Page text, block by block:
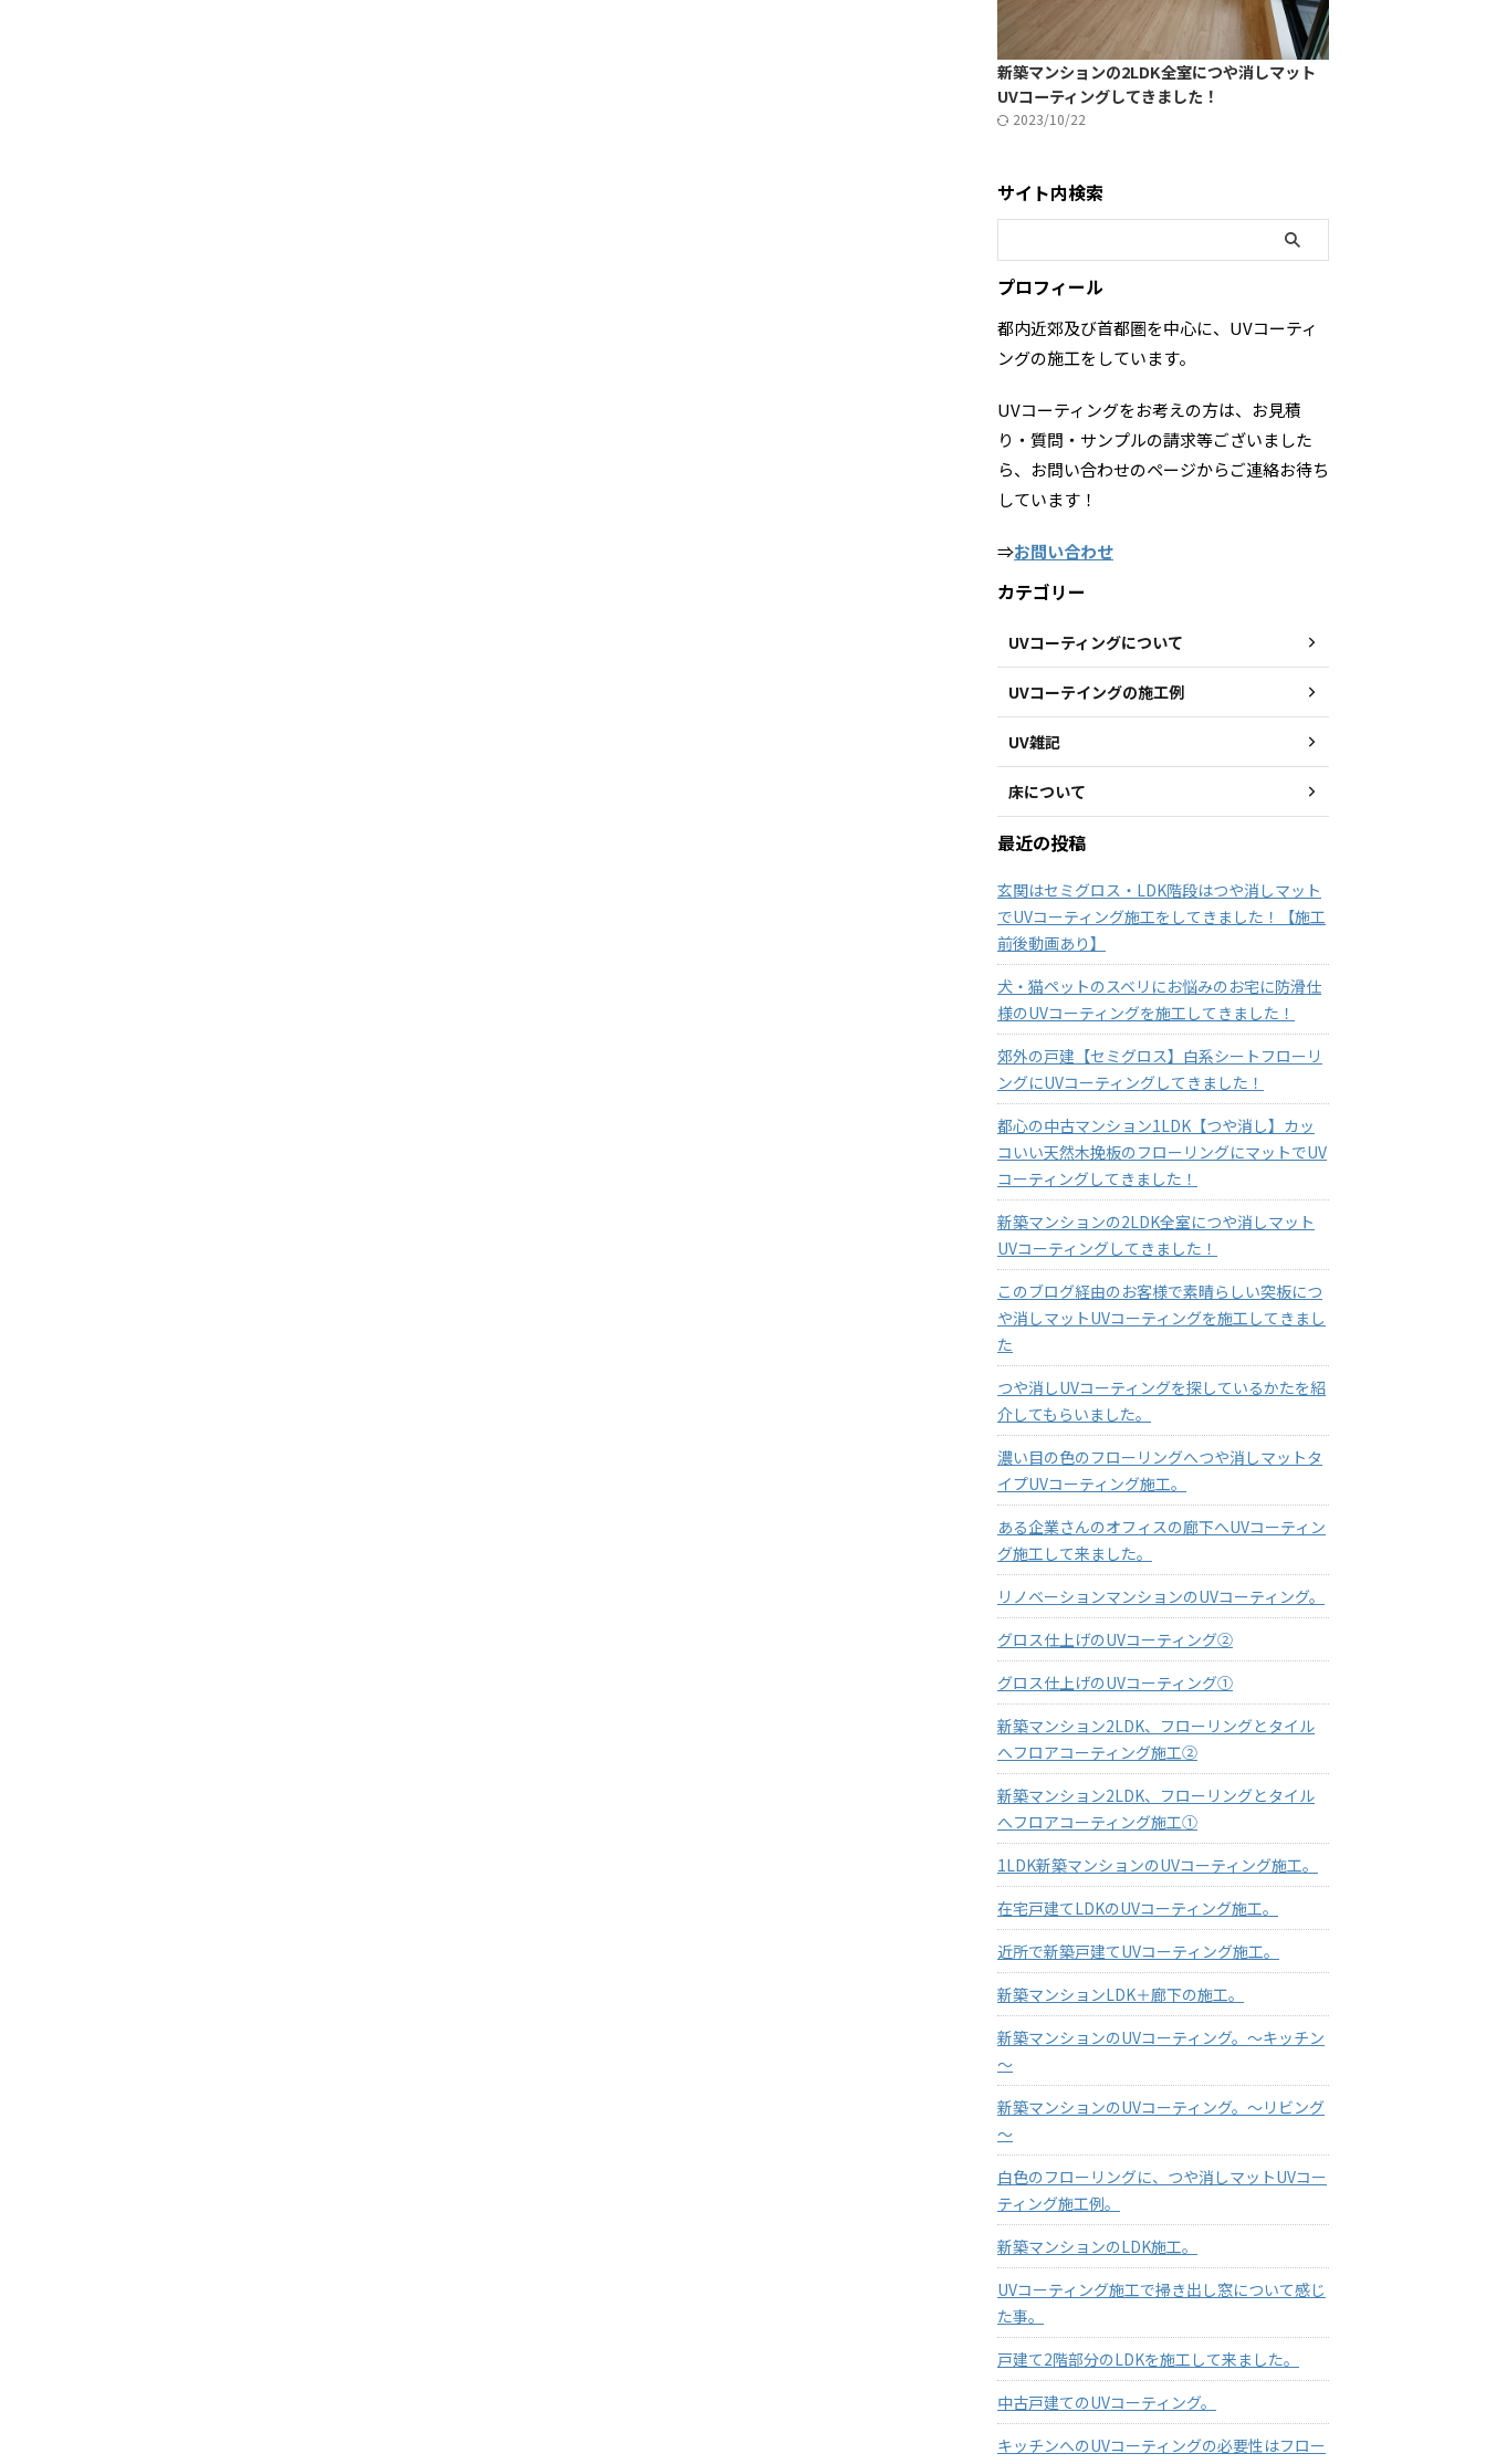
新築マンションの2LDK全室につや消しマット
UVコーティングしてきました！
2023/10/22
サイト内検索
プロフィール
都内近郊及び首都圏を中心に、UVコーティ
ングの施工をしています。
UVコーティングをお考えの方は、お見積
り・質問・サンプルの請求等ございました
ら、お問い合わせのページからご連絡お待ち
しています！
⇒お問い合わせ
カテゴリー
UVコーティングについて
UVコーテイングの施工例
UV雑記
床について
最近の投稿
玄関はセミグロス・LDK階段はつや消しマット
でUVコーティング施工をしてきました！【施工
前後動画あり】
犬・猫ペットのスベリにお悩みのお宅に防滑仕
様のUVコーティングを施工してきました！
郊外の戸建【セミグロス】白系シートフローリ
ングにUVコーティングしてきました！
都心の中古マンション1LDK【つや消し】カッ
コいい天然木挽板のフローリングにマットでUV
コーティングしてきました！
新築マンションの2LDK全室につや消しマット
UVコーティングしてきました！
このブログ経由のお客様で素晴らしい突板につ
や消しマットUVコーティングを施工してきまし
た
つや消しUVコーティングを探しているかたを紹
介してもらいました。
濃い目の色のフローリングへつや消しマットタ
イプUVコーティング施工。
ある企業さんのオフィスの廊下へUVコーティン
グ施工して来ました。
リノベーションマンションのUVコーティング。
グロス仕上げのUVコーティング②
グロス仕上げのUVコーティング①
新築マンション2LDK、フローリングとタイル
へフロアコーティング施工②
新築マンション2LDK、フローリングとタイル
へフロアコーティング施工①
1LDK新築マンションのUVコーティング施工。
在宅戸建てLDKのUVコーティング施工。
近所で新築戸建てUVコーティング施工。
新築マンションLDK＋廊下の施工。
新築マンションのUVコーティング。～キッチン
～
新築マンションのUVコーティング。～リビング
～
白色のフローリングに、つや消しマットUVコー
ティング施工例。
新築マンションのLDK施工。
UVコーティング施工で掃き出し窓について感じ
た事。
戸建て2階部分のLDKを施工して来ました。
中古戸建てのUVコーティング。
キッチンへのUVコーティングの必要性はフロー